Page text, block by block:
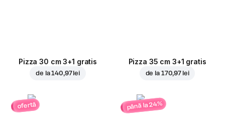
Pizza 30 cm 3+1 gratis
de la140,97 lei
Pizza 35 cm 3+1 gratis
de la 170,97 lei
ofertă până la 24%